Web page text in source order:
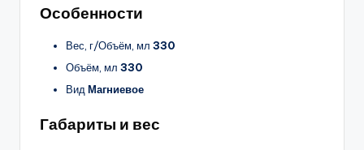
Особенности
Вес, г/Объём, мл 330
Объём, мл 330
Вид Магниевое
Габариты и вес